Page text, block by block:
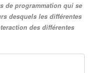
de programmation qui se
desquels les différentes
des différentes